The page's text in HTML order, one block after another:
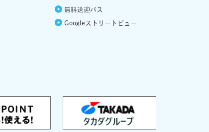
無料送迎バス
Google ストリートビュー